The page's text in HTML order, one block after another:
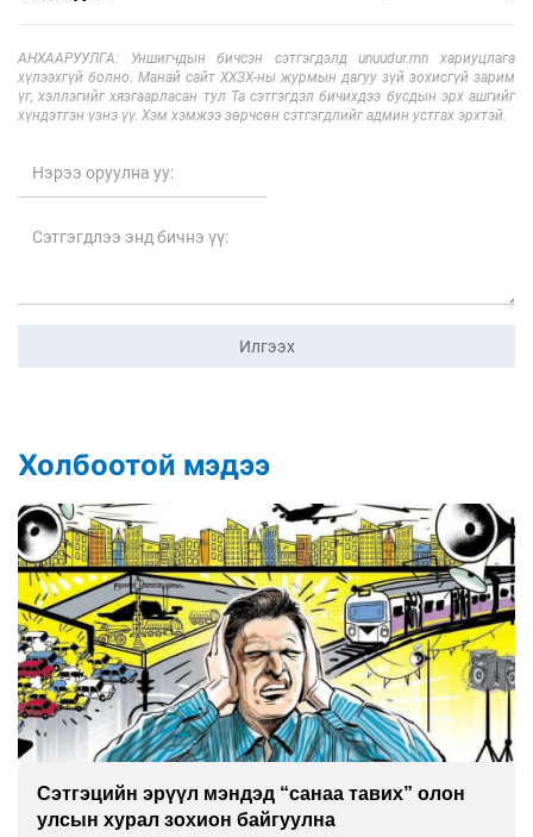
АНХААРУУЛГА: Уншигчдын бичсэн сэтгэгдэлд unuudur.mn хариуцлага
хүлээхгүй болно. Манай сайт ХХЗХ-ны журмын дагуу зүй зохисгүй зарим
үг, хэллэгийг хязгаарласан тул Та сэтгэгдэл бичихдээ бусдын эрх ашгийг
хүндэтгэн үзнэ үү. Хэм хэмжээ зөрчсөн сэтгэгдлийг админ устгах эрхтэй.
Илгээх
Холбоотой мэдээ
Улаан буудай ихэнх талбайд 10-12 см-ээр
ургажээ